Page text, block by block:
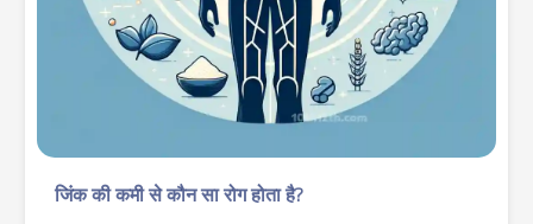
जिंक की कमी से कौन सा रोग होता है?